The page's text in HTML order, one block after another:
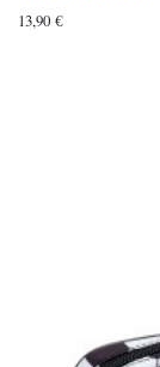
13,90 €